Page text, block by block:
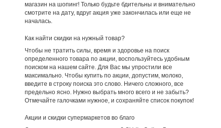
магазин на шопинг! Только будьте бдительны и внимательно
смотрите на дату, вдруг акция уже закончилась или еще не
началась.
Как найти скидки на нужный товар?
Чтобы не тратить силы, время и здоровье на поиск
определенного товара по акции, воспользуйтесь удобным
поиском на нашем сайте. Для Вас мы упростили все
максимально. Чтобы купить по акции, допустим, молоко,
введите в строку поиска это слово. Ничего сложного, все
предельно ясно. Нужно выбрать много всего и не забыть?
Отмечайте галочками нужное, и сохраняйте список покупок!
Акции и скидки супермаркетов во благо